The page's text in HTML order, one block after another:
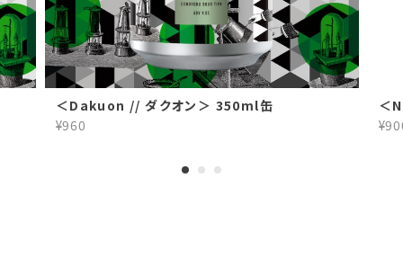
＜Dakuon // ダクオン＞ 350ml缶
¥960
＜